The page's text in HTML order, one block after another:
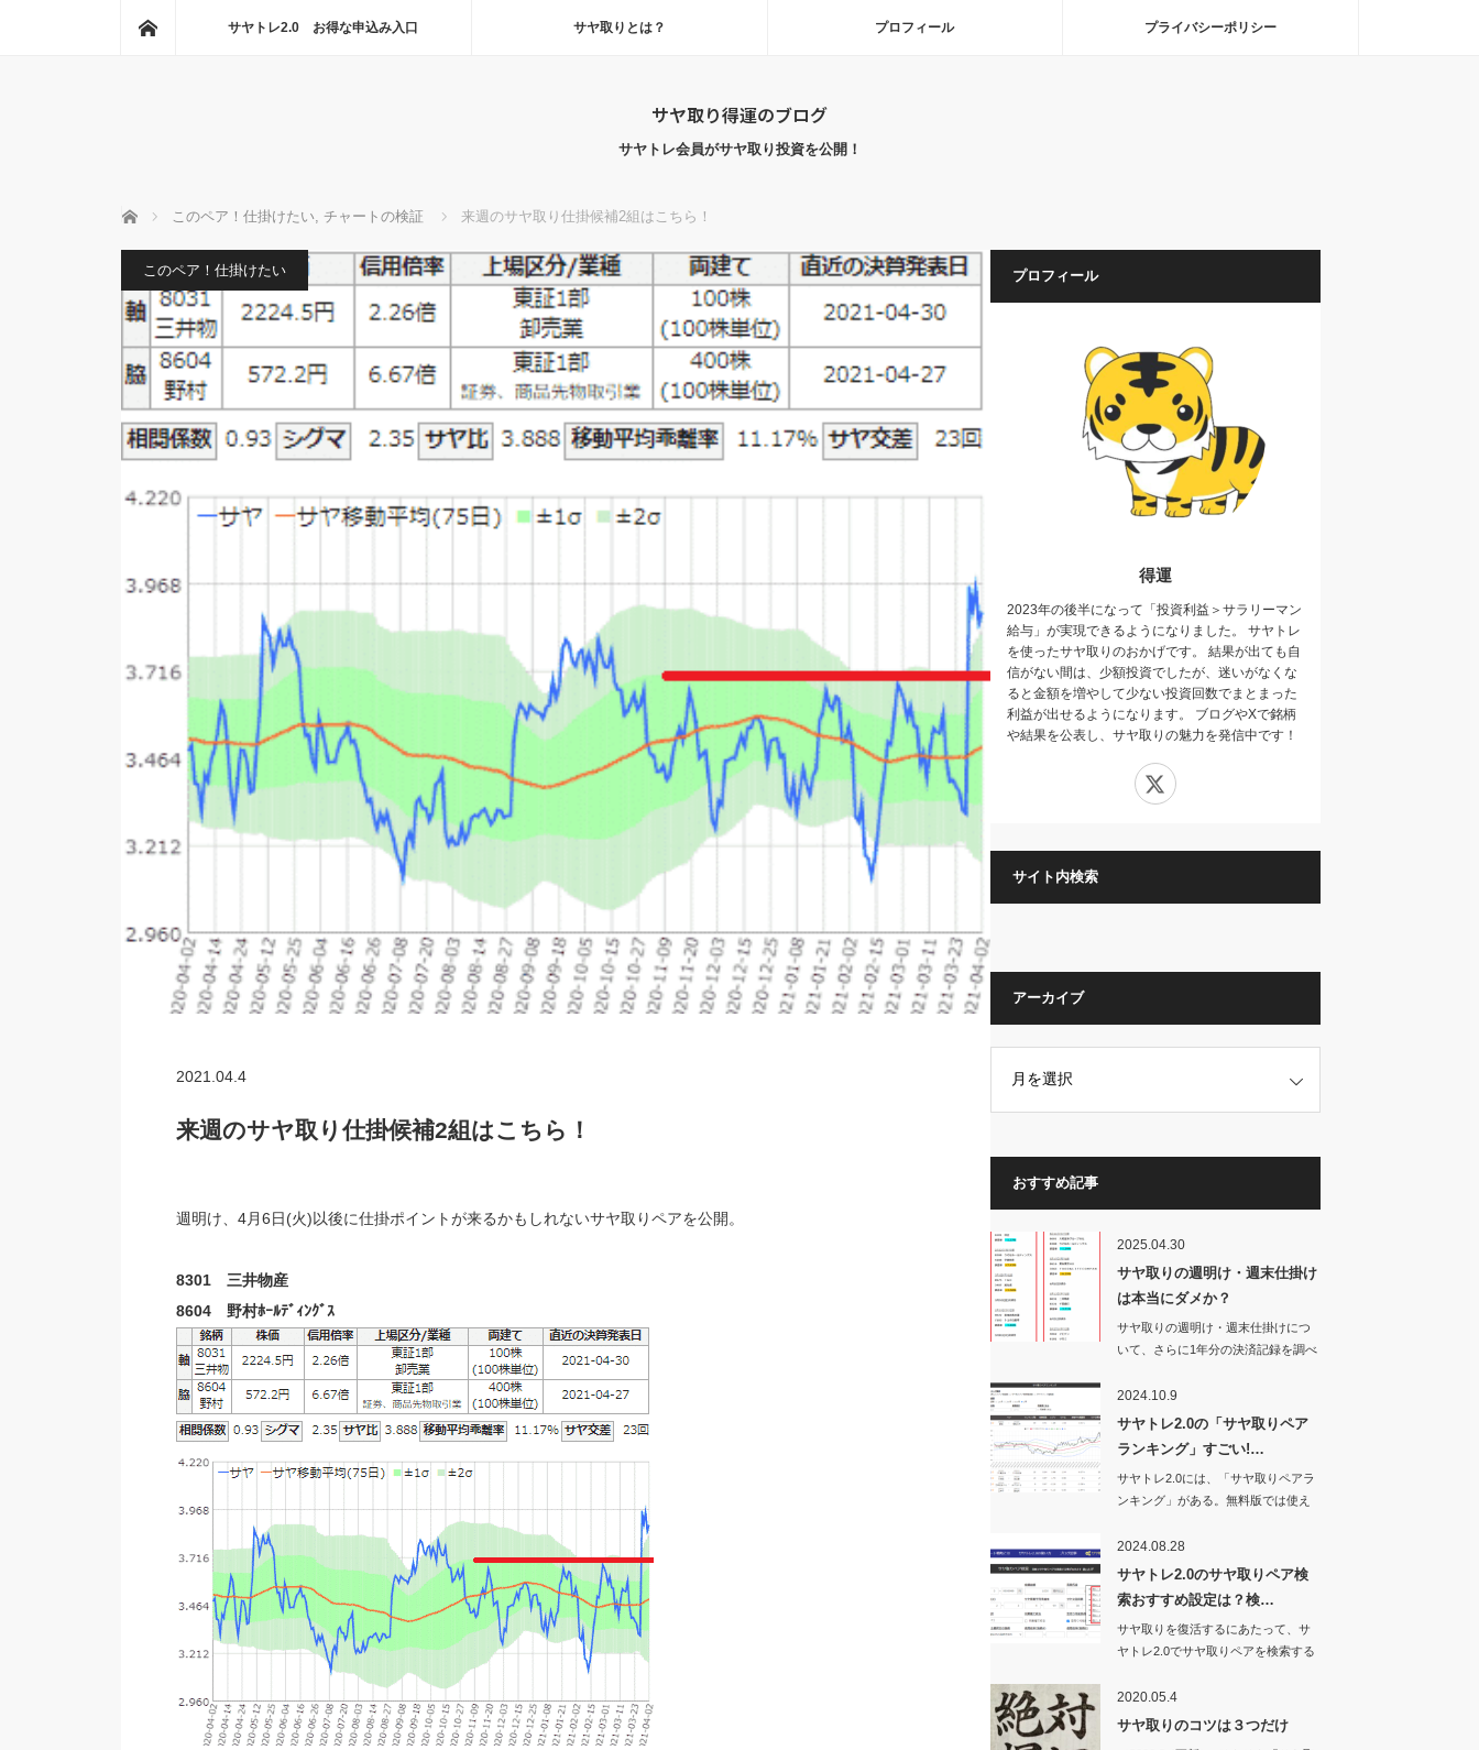
サヤトレ2.0 お得な申込み入口 サヤ取りとは？ プロフィール プライバシーポリシー
サヤ取り得運のブログ
サヤトレ会員がサヤ取り投資を公開！
ホーム このペア！仕掛けたい, チャートの検証 来週のサヤ取り仕掛候補2組はこちら！
このペア！仕掛けたい
2021.04.4
来週のサヤ取り仕掛候補2組はこちら！
週明け、4月6日(火)以後に仕掛ポイントが来るかもしれないサヤ取りペアを公開。
8301 三井物産
8604 野村ﾎｰﾙﾃﾞｨﾝｸﾞｽ
プロフィール
得運
2023年の後半になって「投資利益＞サラリーマン
給与」が実現できるようになりました。 サヤトレ
を使ったサヤ取りのおかげです。 結果が出ても自
信がない間は、少額投資でしたが、迷いがなくな
ると金額を増やして少ない投資回数でまとまった
利益が出せるようになります。 ブログやXで銘柄
や結果を公表し、サヤ取りの魅力を発信中です！
サイト内検索
アーカイブ
おすすめ記事
2025.04.30
サヤ取りの週明け・週末仕掛け
は本当にダメか？
サヤ取りの週明け・週末仕掛けにつ
いて、さらに1年分の決済記録を調べ
2024.10.9
サヤトレ2.0の「サヤ取りペア
ランキング」すごい!…
サヤトレ2.0には、「サヤ取りペアラ
ンキング」がある。無料版では使え
2024.08.28
サヤトレ2.0のサヤ取りペア検
索おすすめ設定は？検…
サヤ取りを復活するにあたって、サ
ヤトレ2.0でサヤ取りペアを検索する
2020.05.4
サヤ取りのコツは３つだけ